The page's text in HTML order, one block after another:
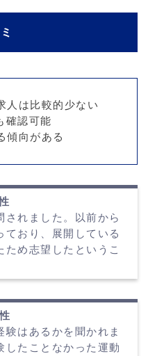
人は比較的少ない
確認可能
傾向がある
されました。以前から
ており、展開している
め志望したというこ
験はあるかを聞かれま
したことなかった運動